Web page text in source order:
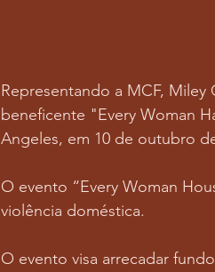
Representando a MCF, Miley
beneficente "Every Woman
Angeles, em 10 de outubro
O evento “Every Woman
violência doméstica.
O evento visa arrecadar